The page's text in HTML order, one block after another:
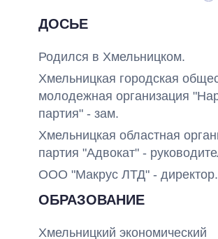
ДОСЬЕ
Родился в Хмельницком.
Хмельницкая городская
молодежная организация
партия" - зам.
Хмельницкая областная
партия "Адвокат" -
ООО "Макрус ЛТД" - директор.
ОБРАЗОВАНИЕ
Хмельницкий экономический